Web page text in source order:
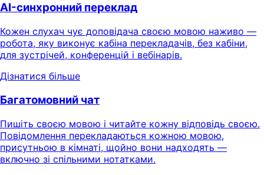
AI-синхронний переклад
Кожен слухач чує доповідача своєю мовою наживо —
робота, яку виконує кабіна перекладачів, без кабіни,
для зустрічей, конференцій і вебінарів.
Дізнатися більше
Багатомовний чат
Пишіть своєю мовою і читайте кожну відповідь своєю.
Повідомлення перекладаються кожною мовою,
присутньою в кімнаті, щойно вони надходять —
включно зі спільними нотатками.